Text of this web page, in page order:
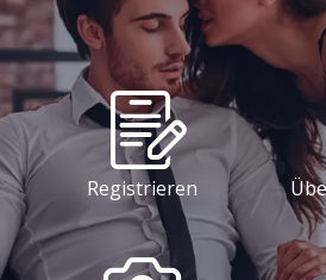
Registrieren